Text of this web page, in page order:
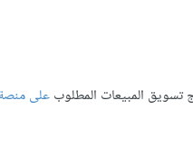
المبيعات المطلوبعلى